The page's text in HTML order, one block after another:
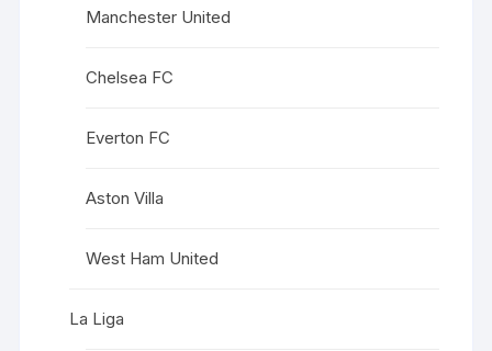
Manchester United
Chelsea FC
Everton FC
Aston Villa
West Ham United
La Liga